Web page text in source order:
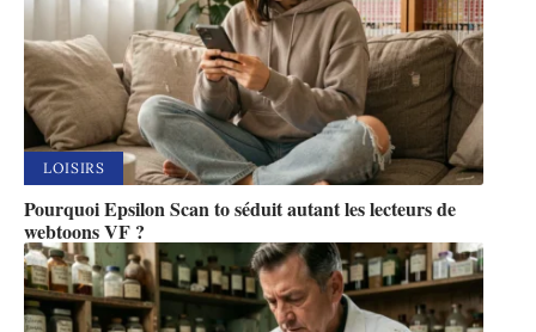
LOISIRS
Pourquoi Epsilon Scan to séduit autant les lecteurs de
webtoons VF ?